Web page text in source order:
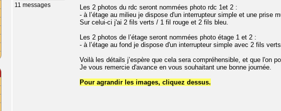
11 messages
Les 2 photos du rdc seront nommées photo rdc 1et 2 :
- à l’étage au milieu je dispose d'un interrupteur simple et une prise
Sur celui-ci j'ai 2 fils verts / 1 fil rouge et 2 fils bleu.
Les 2 photos de l’étage seront nommées photo étage 1 et 2 :
- à l’étage au fond je dispose d'un interrupteur simple avec 2 fils
Voilà les détails j’espère que cela sera compréhensible, et que l'on
Je vous remercie d'avance en vous souhaitant une bonne journée.
Pour agrandir les images, cliquez dessus.